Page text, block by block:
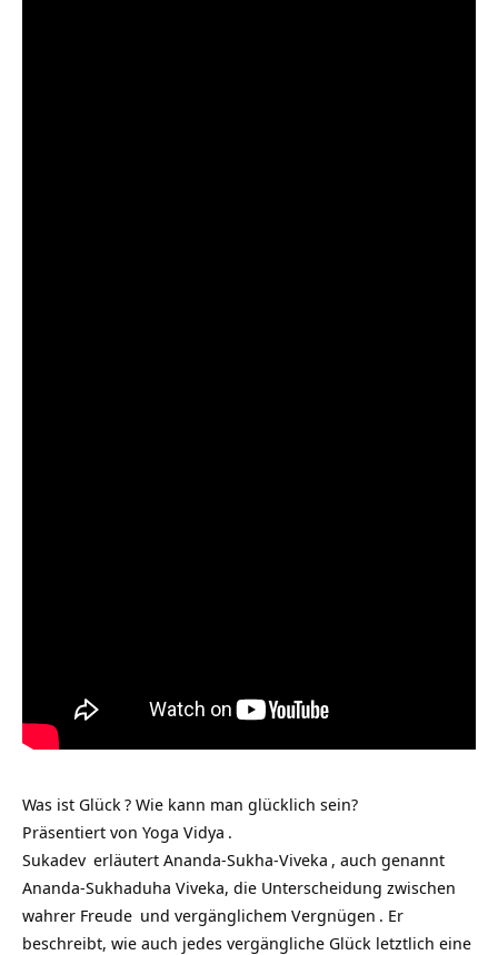
Was ist Glück? Wie kann man glücklich sein?
Präsentiert von Yoga Vidya .
Sukadev erläutert Ananda-Sukha-Viveka , auch genannt
Ananda-Sukhaduha Viveka, die Unterscheidung zwischen
wahrer Freude und vergänglichem Vergnügen . Er
beschreibt, wie auch jedes vergängliche Glück letztlich eine